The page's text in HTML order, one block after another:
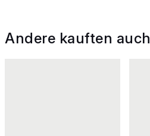
Andere kauften auch